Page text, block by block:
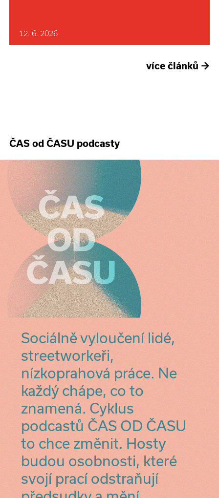
12. 6. 2026
více článků →
ČAS od ČASU podcasty
Sociálně vyloučení lidé,
streetworkeři,
nízkoprahová práce. Ne
každý chápe, co to
znamená. Cyklus
podcastů ČAS OD ČASU
to chce změnit. Hosty
budou osobnosti, které
svojí prací odstraňují